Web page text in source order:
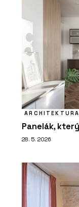
ARCHITEKTURA
Panelák,
28. 5. 2026